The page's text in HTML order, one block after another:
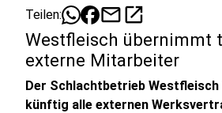
Teilen: mailopen_in_new
Westfleisch übernimmt
externe Mitarbeiter
Der Schlachtbetrieb
künftig alle externen